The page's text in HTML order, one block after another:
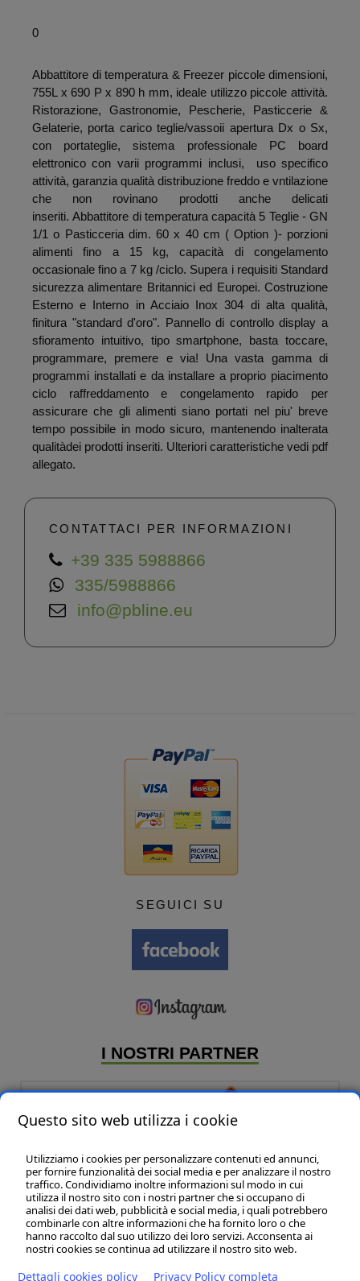
0
Abbattitore di temperatura & Freezer piccole dimensioni,
755L x 690 P x 890 h mm, ideale utilizzo piccole attività.
Ristorazione, Gastronomie, Pescherie, Pasticcerie &
Gelaterie, porta carico teglie/vassoii apertura Dx o Sx,
con portateglie, sistema professionale PC board
elettronico con varii programmi inclusi, uso specifico
attività, garanzia qualità distribuzione freddo e vntilazione
che non rovinano prodotti anche delicati
inseriti. Abbattitore di temperatura capacità 5 Teglie - GN
1/1 o Pasticceria dim. 60 x 40 cm ( Option )- porzioni
alimenti fino a 15 kg, capacità di congelamento
occasionale fino a 7 kg /ciclo. Supera i requisiti Standard
sicurezza alimentare Britannici ed Europei. Costruzione
Esterno e Interno in Acciaio Inox 304 di alta qualità,
finitura "standard d'oro". Pannello di controllo display a
sfioramento intuitivo, tipo smartphone, basta toccare,
programmare, premere e via! Una vasta gamma di
programmi installati e da installare a proprio piacimento
ciclo raffreddamento e congelamento rapido per
assicurare che gli alimenti siano portati nel piu' breve
tempo possibile in modo sicuro, mantenendo inalterata
qualitàdei prodotti inseriti. Ulteriori caratteristiche vedi pdf
allegato.
CONTATTACI PER INFORMAZIONI
+39 335 5988866
335/5988866
info@pbline.eu
SEGUICI SU
I NOSTRI PARTNER
P & B Line sas - P.IVA:01320140435
Marche - Civitanova Marche (MC) - 62012 - Via L. Einaudi, 108 - int.27 - Tel:
(+39) 02 83417 246 -info@pbline.eu
Questo sito web utilizza i cookie
Utilizziamo i cookies per personalizzare contenuti ed annunci,
per fornire funzionalità dei social media e per analizzare il nostro
traffico. Condividiamo inoltre informazioni sul modo in cui
utilizza il nostro sito con i nostri partner che si occupano di
analisi dei dati web, pubblicità e social media, i quali potrebbero
combinarle con altre informazioni che ha fornito loro o che
hanno raccolto dal suo utilizzo dei loro servizi. Acconsenta ai
nostri cookies se continua ad utilizzare il nostro sito web.
Dettagli cookies policy Privacy Policy completa